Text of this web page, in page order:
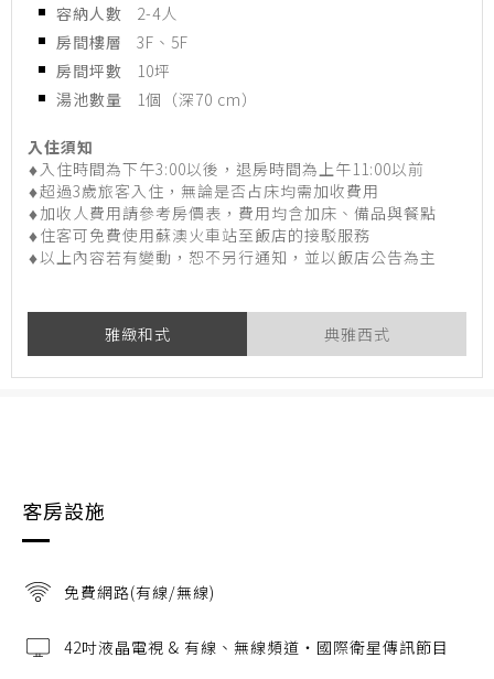
容納人數
2-4人
房間樓層
3F、5F
房間坪數
10坪
湯池數量
1個（深70 cm）
入住須知
♦ 入住時間為下午3:00以後，退房時間為上午11:00以前
♦超過3歲旅客入住，無論是否占床均需加收費用
♦ 加收人費用請參考房價表，費用均含加床、備品與餐點
♦ 住客可免費使用蘇澳火車站至飯店的接駁服務
♦以上內容若有變動，恕不另行通知，並以飯店公告為主
雅緻和式 典雅西式
客房設施
免費網路(有線/無線)
42吋液晶電視 & 有線、無線頻道‧國際衛星傳訊節目